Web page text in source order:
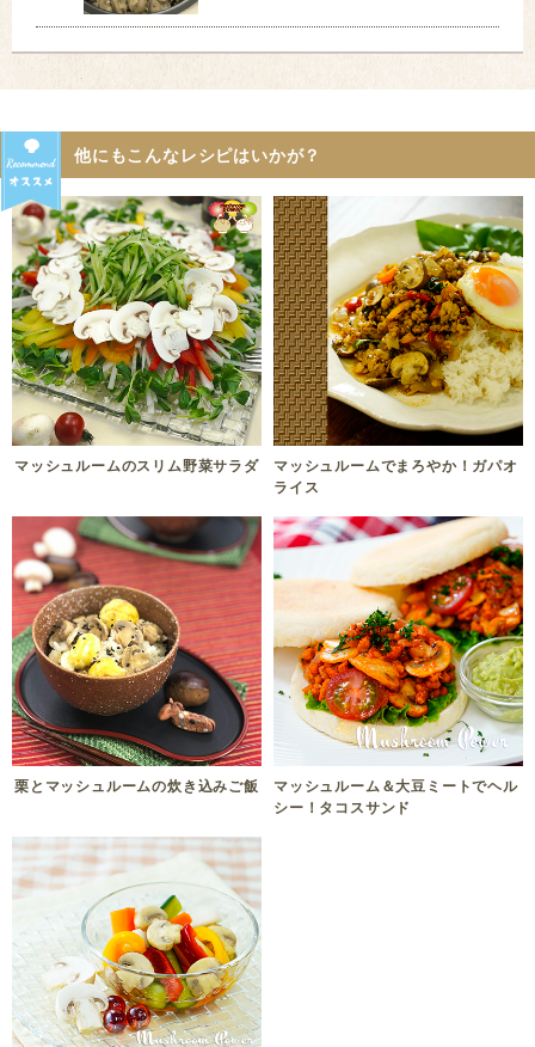
他にもこんなレシピはいかが？
マッシュルームのスリム野菜サラダ
マッシュルームでまろやか！ガパオ
ライス
栗とマッシュルームの炊き込みご飯
マッシュルーム＆大豆ミートでヘル
シー！タコスサンド